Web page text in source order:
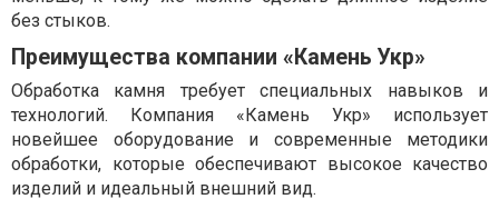
без стыков.
Преимущества компании «Камень Укр»
Обработка камня требует специальных навыков и
технологий. Компания «Камень Укр» использует
новейшее оборудование и современные методики
обработки, которые обеспечивают высокое качество
изделий и идеальный внешний вид.